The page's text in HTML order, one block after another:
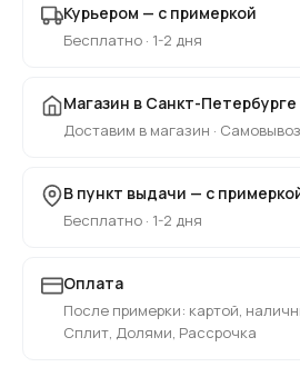
Курьером — с примеркой
Бесплатно · 1-2 дня
Магазин в Санкт-Петербурге
Доставим в магазин ·
В пункт выдачи — с
Бесплатно · 1-2 дня
Оплата
После примерки: картой,
Сплит, Долями, Рассрочка